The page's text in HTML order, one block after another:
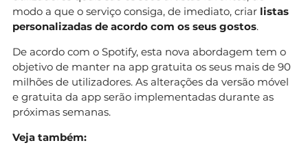
modo a que o serviço consiga, de imediato, criar listas
personalizadas de acordo com os seus gostos.
De acordo com o Spotify, esta nova abordagem tem o
objetivo de manter na app gratuita os seus mais de 90
milhões de utilizadores. As alterações da versão móvel
e gratuita da app serão implementadas durante as
próximas semanas.
Veja também: